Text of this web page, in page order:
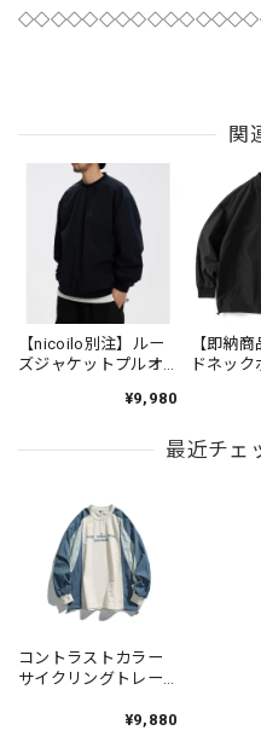
関
【nicoilo別注】ルー
ズジャケットプルオ
¥9,980
【即納
ドネック
最近チェ
コントラストカラー
サイクリングトレー
¥9,880